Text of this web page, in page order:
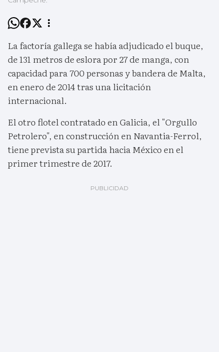
La factoría gallega se había adjudicado el buque,
de 131 metros de eslora por 27 de manga, con
capacidad para 700 personas y bandera de Malta,
en enero de 2014 tras una licitación
internacional.
El otro flotel contratado en Galicia, el "Orgullo
Petrolero", en construcción en Navantia-Ferrol,
tiene prevista su partida hacia México en el
primer trimestre de 2017.